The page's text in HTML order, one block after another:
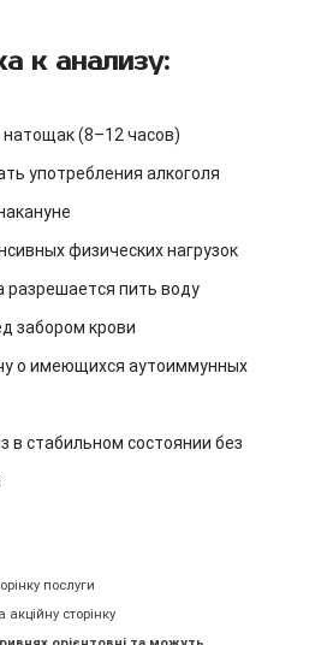
к анализу:
натощак (8–12 часов)
употребления алкоголя
физических нагрузок
разрешается пить воду
забором крови
о имеющихся аутоиммунных
в стабильном состоянии без
послуги
акційну сторінку